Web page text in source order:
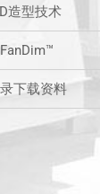
造型技术
FanDim™
下载资料